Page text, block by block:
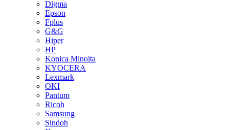
Digma
Epson
Fplus
G&G
Hiper
HP
Konica Minolta
KYOCERA
Lexmark
OKI
Pantum
Ricoh
Samsung
Sindoh